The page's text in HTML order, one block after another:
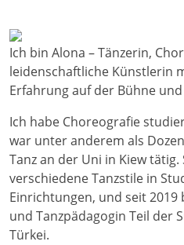
Ich bin Alona – Tänzerin,
leidenschaftliche Künstlerin
Erfahrung auf der Bühne
Ich habe Choreografie
war unter anderem als
Tanz an der Uni in Kiew
verschiedene Tanzstile in
Einrichtungen, und seit 2019
und Tanzpädagogin Teil der
Türkei.